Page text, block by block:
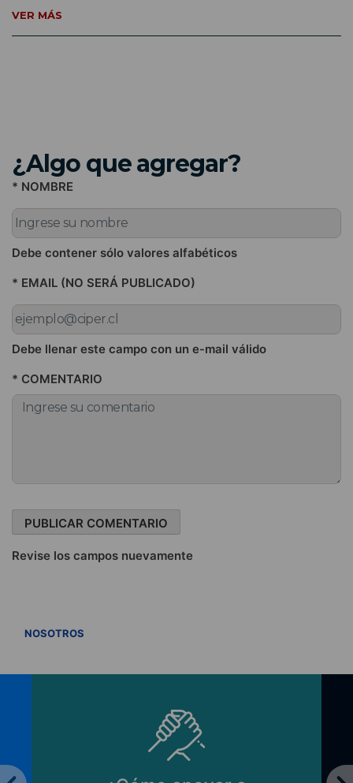
VER MÁS
¿Algo que agregar?
* NOMBRE
Debe contener sólo valores alfabéticos
* EMAIL (NO SERÁ PUBLICADO)
Debe llenar este campo con un e-mail válido
* COMENTARIO
Revise los campos nuevamente
NOSOTROS